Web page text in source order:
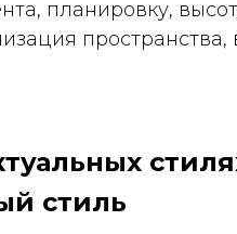
планировку,
стиль